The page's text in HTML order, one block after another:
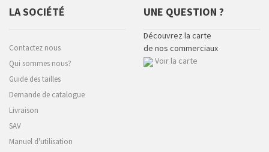
LA SOCIÉTÉ
Contactez nous
Qui sommes nous?
Guide des tailles
Demande de catalogue
Livraison
SAV
Manuel d'utilisation
UNE QUESTION ?
Découvrez la carte
de nos commerciaux
Voir la carte